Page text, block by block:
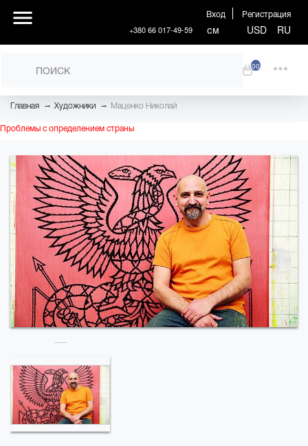
Вход Регистрация
+380 66 017-49-59 см USD RU
00
Главная → Художники → Маценко Николай
Проблемы с определением страны